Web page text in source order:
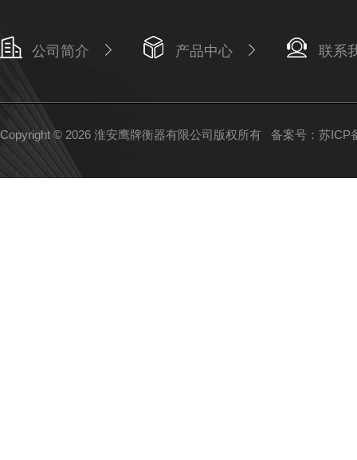
公司简介 产品中心 联系
Copyright © 2026 淮安鹰牌衡器有限公司版权所有 备案号：苏ICP